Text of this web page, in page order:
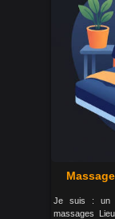
Je suis : un
massages